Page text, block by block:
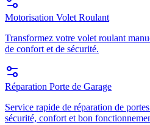
Motorisation Volet Roulant
Transformez votre volet roulant
de confort et de sécurité.
Réparation Porte de Garage
Service rapide de réparation de
sécurité, confort et bon